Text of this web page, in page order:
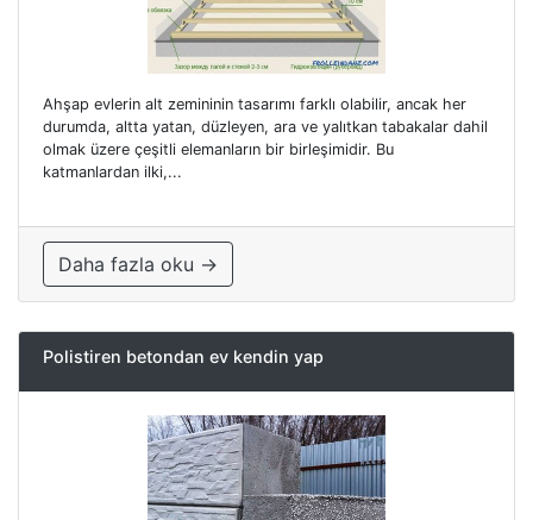
Ahşap evlerin alt zemininin tasarımı farklı olabilir, ancak her
durumda, altta yatan, düzleyen, ara ve yalıtkan tabakalar dahil
olmak üzere çeşitli elemanların bir birleşimidir. Bu
katmanlardan ilki,...
Daha fazla oku →
Polistiren betondan ev kendin yap